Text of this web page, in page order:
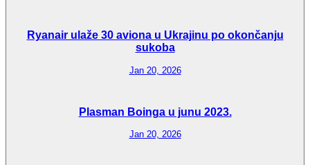
Ryanair ulaže 30 aviona u Ukrajinu po okončanju
sukoba
Jan 20, 2026
Plasman Boinga u junu 2023.
Jan 20, 2026